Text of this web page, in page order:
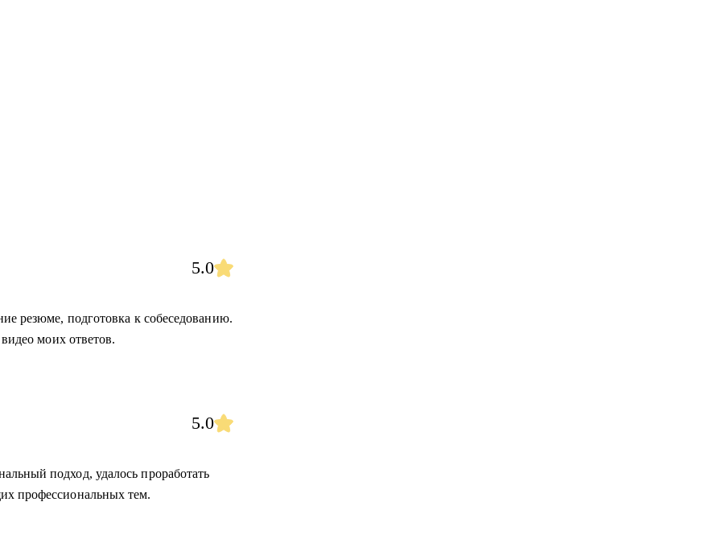
5.0
резюме, подготовка к собеседованию.
моих ответов.
5.0
подход, удалось проработать
профессиональных тем.